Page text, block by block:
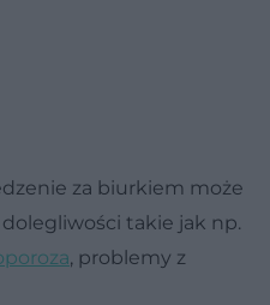
za biurkiem może
takie jak np.
, problemy z